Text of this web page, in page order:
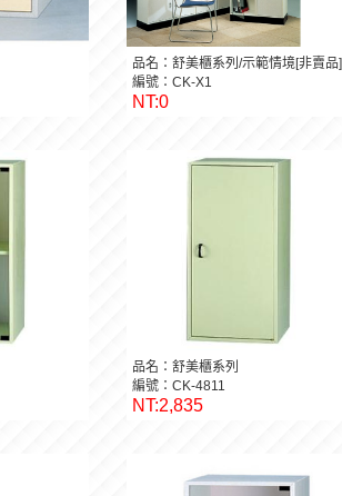
品名：舒美櫃系列/示範情境[非賣品]
編號：CK-X1
NT:0
品名：舒美櫃系列
編號：CK-4811
NT:2,835